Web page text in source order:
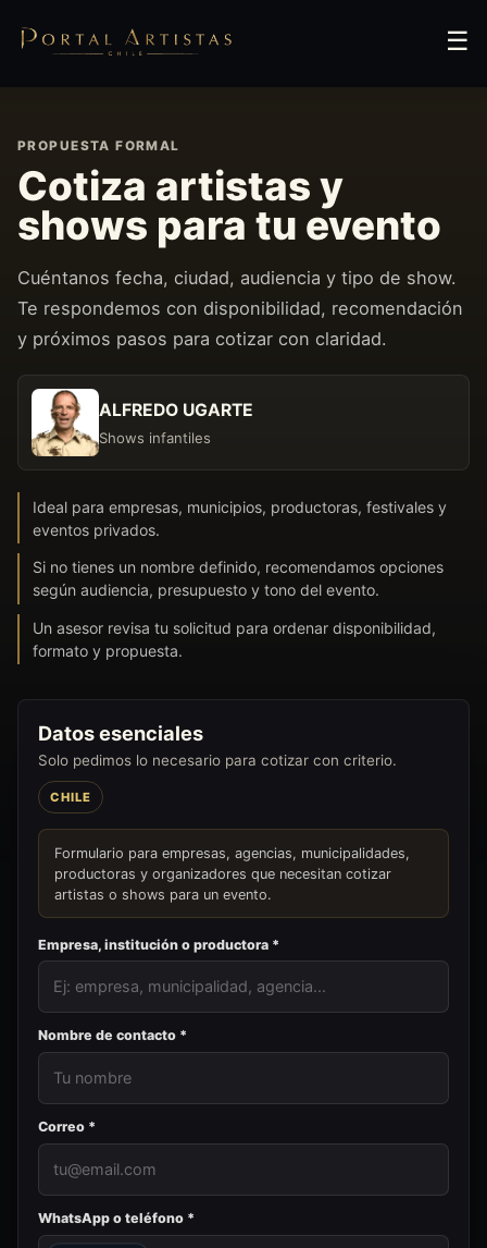
☰
PROPUESTA FORMAL
Cotiza artistas y
shows para tu evento
Cuéntanos fecha, ciudad, audiencia y tipo de show.
Te respondemos con disponibilidad, recomendación
y próximos pasos para cotizar con claridad.
ALFREDO UGARTE
Shows infantiles
Ideal para empresas, municipios, productoras, festivales y
eventos privados.
Si no tienes un nombre definido, recomendamos opciones
según audiencia, presupuesto y tono del evento.
Un asesor revisa tu solicitud para ordenar disponibilidad,
formato y propuesta.
Datos esenciales
Solo pedimos lo necesario para cotizar con criterio.
CHILE
Formulario para empresas, agencias, municipalidades,
productoras y organizadores que necesitan cotizar
artistas o shows para un evento.
Empresa, institución o productora *
Nombre de contacto *
Correo *
WhatsApp o teléfono *